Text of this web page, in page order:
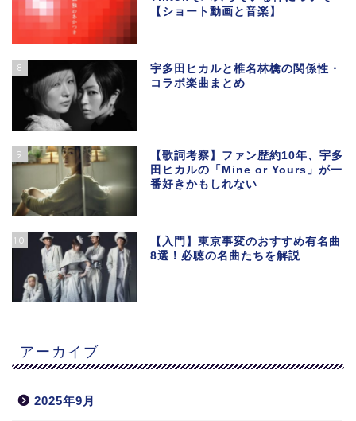
【ショート動画と音楽】
8
宇多田ヒカルと椎名林檎の関係性・
コラボ楽曲まとめ
9
【歌詞考察】ファン歴約10年、宇多
田ヒカルの「Mine or Yours」が一
番好きかもしれない
10
【入門】東京事変のおすすめ有名曲
8選！必聴の名曲たちを解説
アーカイブ
2025年9月